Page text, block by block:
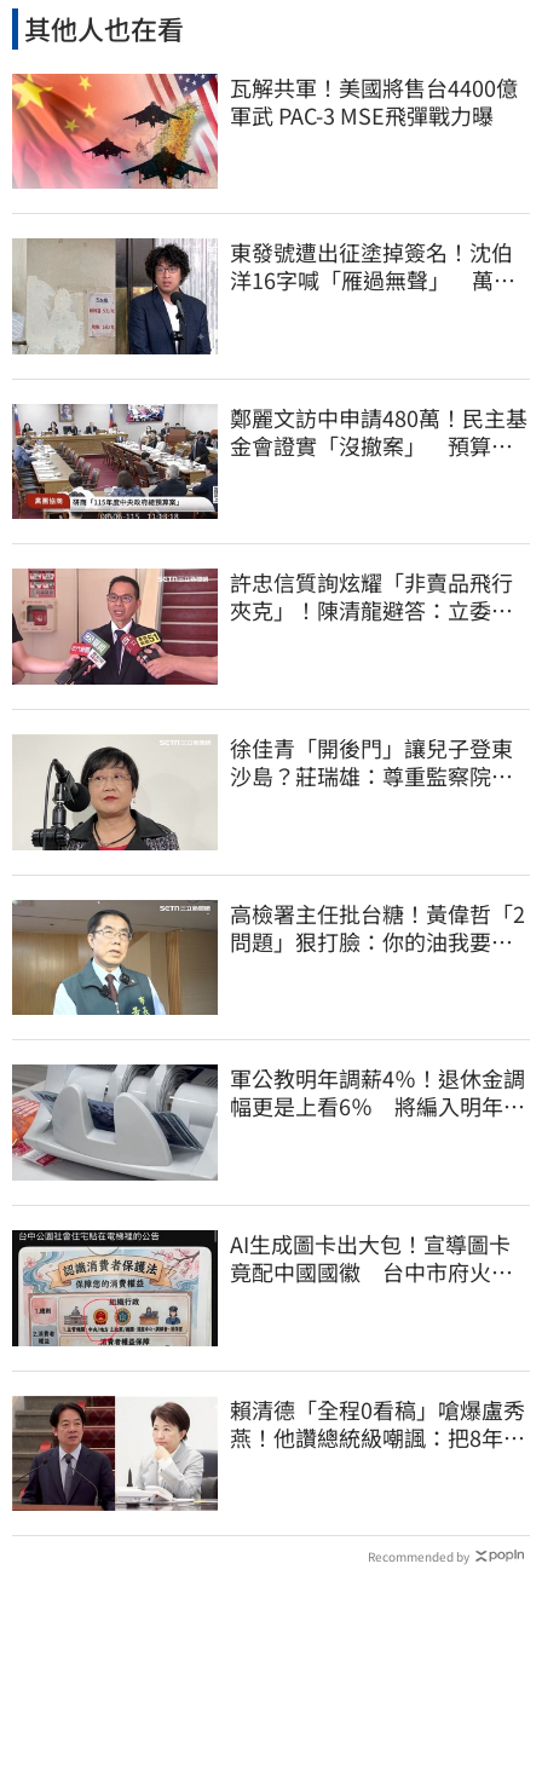
其他人也在看
瓦解共軍！美國將售台4400億
軍武 PAC-3 MSE飛彈戰力曝
東發號遭出征塗掉簽名！沈伯
洋16字喊「雁過無聲」 萬人
鄭麗文訪中申請480萬！民主基
金會證實「沒撤案」 預算被
許忠信質詢炫耀「非賣品飛行
夾克」！陳清龍避答：立委質
徐佳青「開後門」讓兒子登東
沙島？莊瑞雄：尊重監察院調
高檢署主任批台糖！黃偉哲「2
問題」狠打臉：你的油我要通
軍公教明年調薪4％！退休金調
幅更是上看6％ 將編入明年度
AI生成圖卡出大包！宣導圖卡
竟配中國國徽 台中市府火速
賴清德「全程0看稿」嗆爆盧秀
燕！他讚總統級嘲諷：把8年總
Recommended by